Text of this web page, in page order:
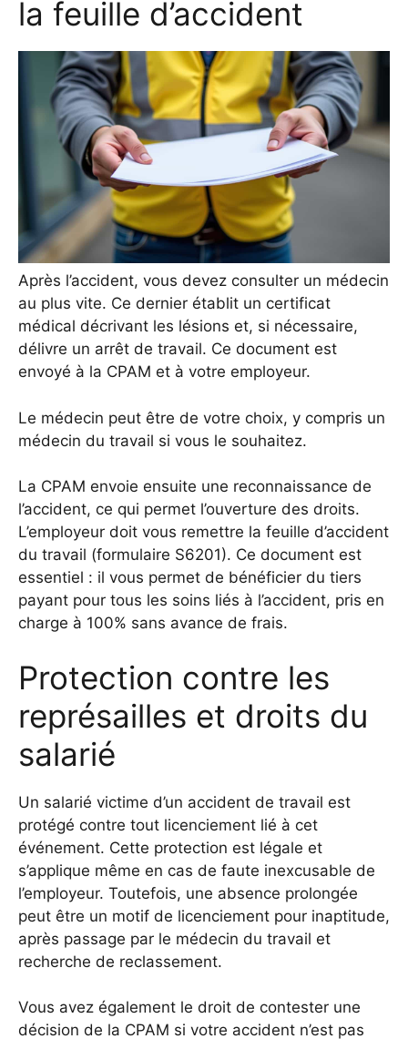
la feuille d’accident
Après l’accident, vous devez consulter un médecin
au plus vite. Ce dernier établit un certificat
médical décrivant les lésions et, si nécessaire,
délivre un arrêt de travail. Ce document est
envoyé à la CPAM et à votre employeur.
Le médecin peut être de votre choix, y compris un
médecin du travail si vous le souhaitez.
La CPAM envoie ensuite une reconnaissance de
l’accident, ce qui permet l’ouverture des droits.
L’employeur doit vous remettre la feuille d’accident
du travail (formulaire S6201). Ce document est
essentiel : il vous permet de bénéficier du tiers
payant pour tous les soins liés à l’accident, pris en
charge à 100% sans avance de frais.
Protection contre les
représailles et droits du
salarié
Un salarié victime d’un accident de travail est
protégé contre tout licenciement lié à cet
événement. Cette protection est légale et
s’applique même en cas de faute inexcusable de
l’employeur. Toutefois, une absence prolongée
peut être un motif de licenciement pour inaptitude,
après passage par le médecin du travail et
recherche de reclassement.
Vous avez également le droit de contester une
décision de la CPAM si votre accident n’est pas